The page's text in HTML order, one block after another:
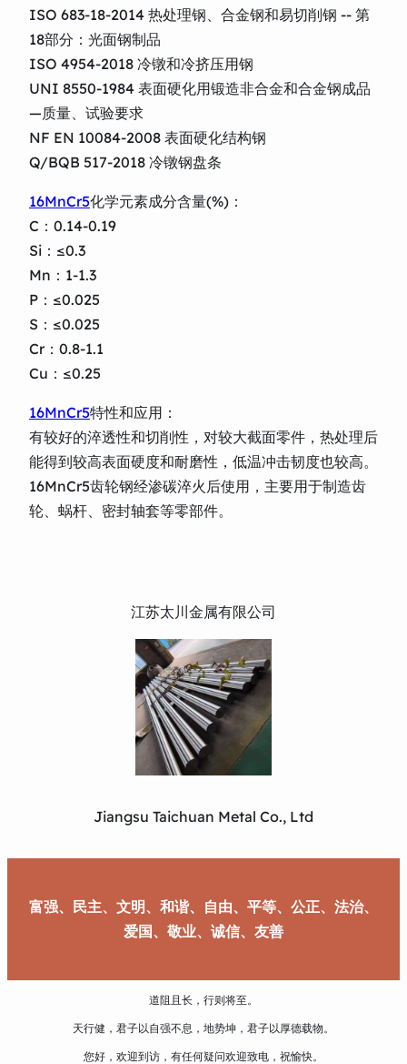
ISO 683-18-2014 热处理钢、合金钢和易切削钢 -- 第
18部分：光面钢制品
ISO 4954-2018 冷镦和冷挤压用钢
UNI 8550-1984 表面硬化用锻造非合金和合金钢成品
—质量、试验要求
NF EN 10084-2008 表面硬化结构钢
Q/BQB 517-2018 冷镦钢盘条
16MnCr5化学元素成分含量(%)：
C：0.14-0.19
Si：≤0.3
Mn：1-1.3
P：≤0.025
S：≤0.025
Cr：0.8-1.1
Cu：≤0.25
16MnCr5特性和应用：
有较好的淬透性和切削性，对较大截面零件，热处理后
能得到较高表面硬度和耐磨性，低温冲击韧度也较高。
16MnCr5齿轮钢经渗碳淬火后使用，主要用于制造齿
轮、蜗杆、密封轴套等零部件。
江苏太川金属有限公司
Jiangsu Taichuan Metal Co., Ltd
富强、民主、文明、和谐、自由、平等、公正、法治、
爱国、敬业、诚信、友善
道阻且长，行则将至。
天行健，君子以自强不息，地势坤，君子以厚德载物。
您好，欢迎到访，有任何疑问欢迎致电，祝愉快。